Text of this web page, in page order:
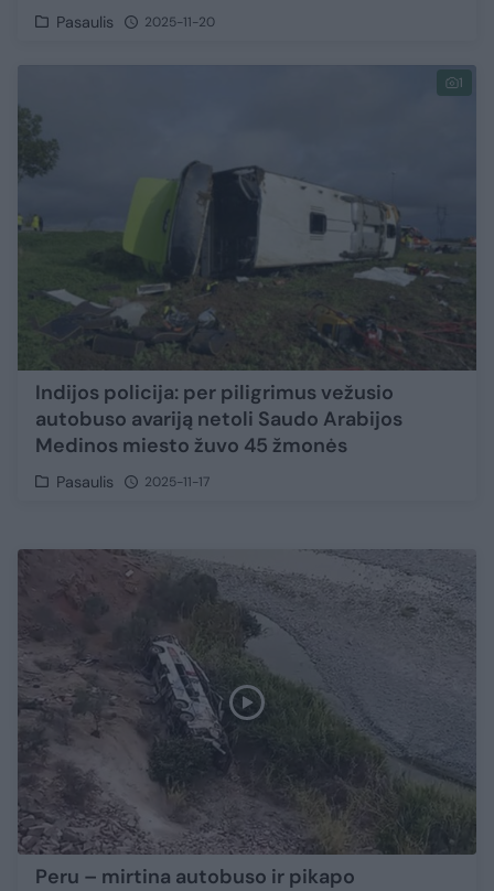
Pasaulis 2025-11-20
1
Indijos policija: per piligrimus vežusio
autobuso avariją netoli Saudo Arabijos
Medinos miesto žuvo 45 žmonės
Pasaulis 2025-11-17
Peru – mirtina autobuso ir pikapo